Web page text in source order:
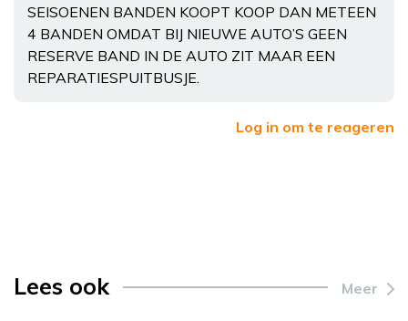
SEISOENEN BANDEN KOOPT KOOP DAN METEEN
4 BANDEN OMDAT BIJ NIEUWE AUTO’S GEEN
RESERVE BAND IN DE AUTO ZIT MAAR EEN
REPARATIESPUITBUSJE.
Log in om te reageren
Lees ook Meer